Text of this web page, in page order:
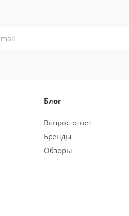
Блог
Вопрос-ответ
Бренды
Обзоры